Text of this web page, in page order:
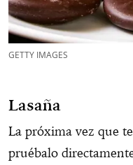
GETTY IMAGES
Lasaña
La próxima vez que
pruébalo